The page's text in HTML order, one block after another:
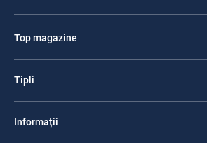
Top magazine
Tipli
Informații